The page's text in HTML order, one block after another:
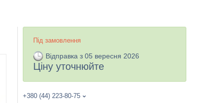
Під замовлення
Відправка з 05 вересня 2026
Ціну уточнюйте
+380 (44) 223-80-75